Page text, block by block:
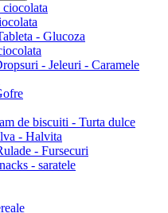
ciocolata
- Glucoza
- Jeleuri - Caramele
de biscuiti - Turta dulce
- Halvita
- Fursecuri
- saratele